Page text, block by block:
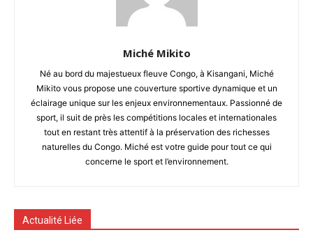
Miché Mikito
Né au bord du majestueux fleuve Congo, à Kisangani, Miché
Mikito vous propose une couverture sportive dynamique et un
éclairage unique sur les enjeux environnementaux. Passionné de
sport, il suit de près les compétitions locales et internationales
tout en restant très attentif à la préservation des richesses
naturelles du Congo. Miché est votre guide pour tout ce qui
concerne le sport et l’environnement.
Actualité Liée